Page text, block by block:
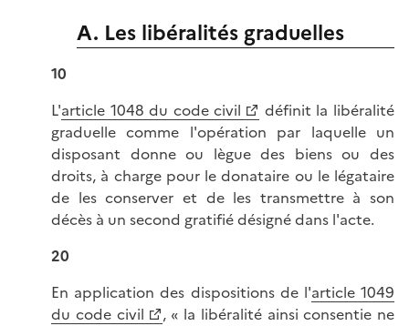
A. Les libéralités graduelles
10
L'article 1048 du code civil
définit la libéralité
graduelle comme l'opération par laquelle un
disposant donne ou lègue des biens ou des
droits, à charge pour le donataire ou le légataire
de les conserver et de les transmettre à son
décès à un second gratifié désigné dans l'acte.
20
En application des dispositions de l'article 1049
du code civil
, « la libéralité ainsi consentie ne